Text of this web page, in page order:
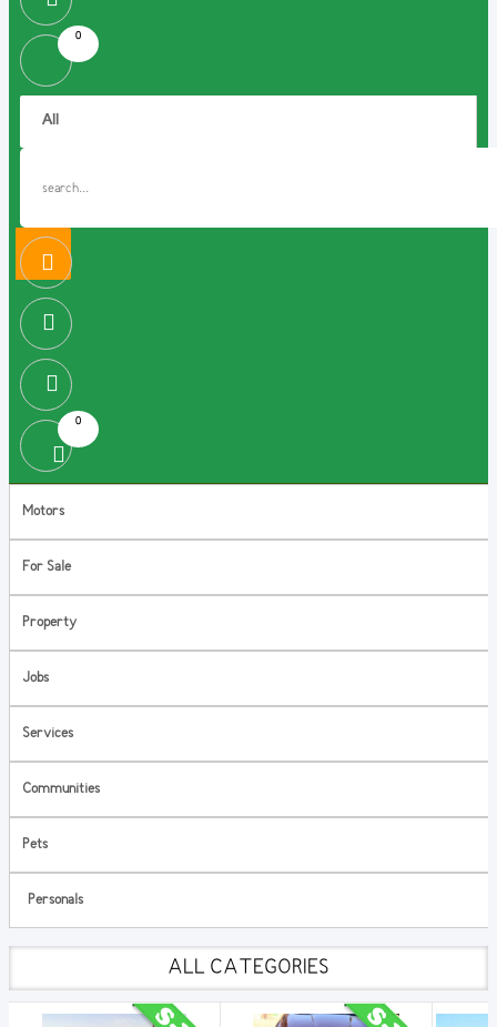
0
0
Motors
For Sale
Property
Jobs
Services
Communities
Pets
Personals
ALL CATEGORIES